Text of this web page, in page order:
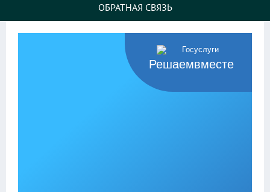
ОБРАТНАЯ СВЯЗЬ
Решаемвместе